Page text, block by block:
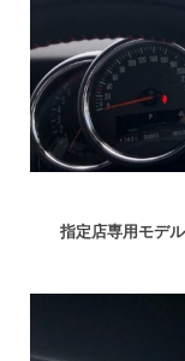
指定店専用モデ